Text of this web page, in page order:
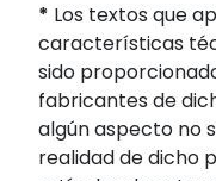
* Los textos que
características
sido
fabricantes de
algún aspecto no
realidad de dicho